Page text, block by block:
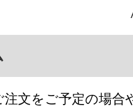
文をご予定の場合